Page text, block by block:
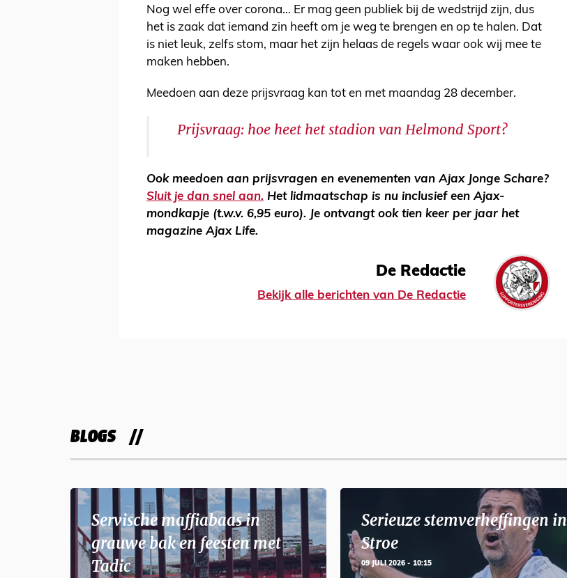
Nog wel effe over corona… Er mag geen publiek bij de wedstrijd zijn, dus
het is zaak dat iemand zin heeft om je weg te brengen en op te halen. Dat
is niet leuk, zelfs stom, maar het zijn helaas de regels waar ook wij mee te
maken hebben.
Meedoen aan deze prijsvraag kan tot en met maandag 28 december.
Prijsvraag: hoe heet het stadion van Helmond Sport?
Ook meedoen aan prijsvragen en evenementen van Ajax Jonge Schare?
Sluit je dan snel aan. Het lidmaatschap is nu inclusief een Ajax-
mondkapje (t.w.v. 6,95 euro). Je ontvangt ook tien keer per jaar het
magazine Ajax Life.
De Redactie
Bekijk alle berichten van De Redactie
BLOGS
Servische maffiabaas in
grauwe bak en feesten met
Tadic
Serieuze stemverheffingen in
Stroe
09 JULI 2026 - 10:15